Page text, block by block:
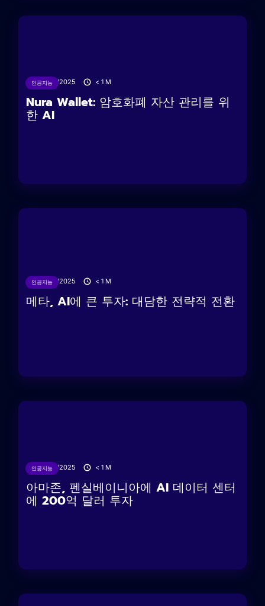
인공지능
13/06/2025 < 1 M
Nura Wallet: 암호화폐 자산 관리를 위
한 AI
인공지능
13/06/2025 < 1 M
메타, AI에 큰 투자: 대담한 전략적 전환
인공지능
10/06/2025 < 1 M
아마존, 펜실베이니아에 AI 데이터 센터
에 200억 달러 투자